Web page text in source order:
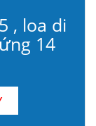
, loa di
14